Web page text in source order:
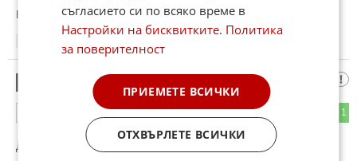
Коментиран от#6
09.06.2026
В Света Нищо Не се Промня !
1
До коментар #5от "Айде де нескъпа?":
съгласието си по всяко време в
Настройки на бисквитките. Политика
за поверителност
ПРИЕМЕТЕ ВСИЧКИ
ОТХВЪРЛЕТЕ ВСИЧКИ